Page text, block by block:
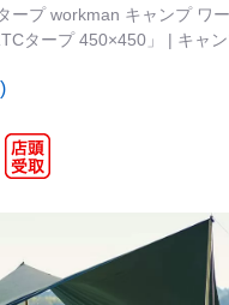
ープ workman キャンプ ワ
タープ 450×450」 | キャ